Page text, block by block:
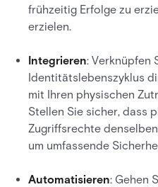
frühzeitig Erfolge zu
erzielen.
Integrieren: Verknüpfen
Identitätslebenszyklus
mit Ihren physischen
Stellen Sie sicher, dass
Zugriffsrechte
um umfassende
Automatisieren: Gehen